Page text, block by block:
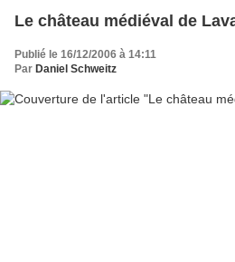
Le château médiéval de
Publié le 16/12/2006 à 14:11
Par Daniel Schweitz